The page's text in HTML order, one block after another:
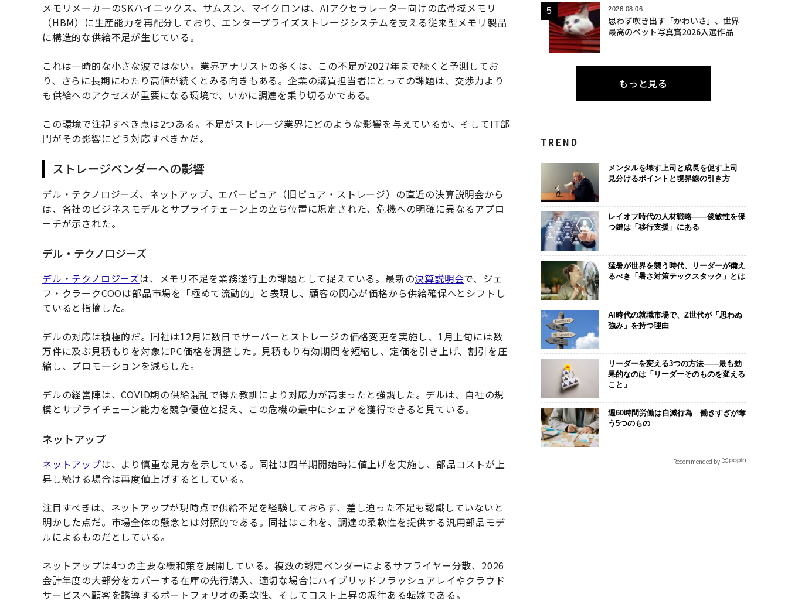
メモリメーカーのSKハイニックス、サムスン、マイクロンは、AIアクセラレーター向けの広帯域メモリ
（HBM）に生産能力を再配分しており、エンタープライズストレージシステムを支える従来型メモリ製品
に構造的な供給不足が生じている。
これは一時的な小さな波ではない。業界アナリストの多くは、この不足が2027年まで続くと予測してお
り、さらに長期にわたり高値が続くとみる向きもある。企業の購買担当者にとっての課題は、交渉力より
も供給へのアクセスが重要になる環境で、いかに調達を乗り切るかである。
この環境で注視すべき点は2つある。不足がストレージ業界にどのような影響を与えているか、そしてIT部
門がその影響にどう対応すべきかだ。
ストレージベンダーへの影響
デル・テクノロジーズ、ネットアップ、エバーピュア（旧ピュア・ストレージ）の直近の決算説明会から
は、各社のビジネスモデルとサプライチェーン上の立ち位置に規定された、危機への明確に異なるアプロ
ーチが示された。
デル・テクノロジーズ
デル・テクノロジーズは、メモリ不足を業務遂行上の課題として捉えている。最新の決算説明会で、ジェ
フ・クラークCOOは部品市場を「極めて流動的」と表現し、顧客の関心が価格から供給確保へとシフトし
ていると指摘した。
デルの対応は積極的だ。同社は12月に数日でサーバーとストレージの価格変更を実施し、1月上旬には数
万件に及ぶ見積もりを対象にPC価格を調整した。見積もり有効期間を短縮し、定価を引き上げ、割引を圧
縮し、プロモーションを減らした。
デルの経営陣は、COVID期の供給混乱で得た教訓により対応力が高まったと強調した。デルは、自社の規
模とサプライチェーン能力を競争優位と捉え、この危機の最中にシェアを獲得できると見ている。
ネットアップ
ネットアップは、より慎重な見方を示している。同社は四半期開始時に値上げを実施し、部品コストが上
昇し続ける場合は再度値上げするとしている。
注目すべきは、ネットアップが現時点で供給不足を経験しておらず、差し迫った不足も認識していないと
明かした点だ。市場全体の懸念とは対照的である。同社はこれを、調達の柔軟性を提供する汎用部品モデ
ルによるものだとしている。
ネットアップは4つの主要な緩和策を展開している。複数の認定ベンダーによるサプライヤー分散、2026
会計年度の大部分をカバーする在庫の先行購入、適切な場合にハイブリッドフラッシュアレイやクラウド
サービスへ顧客を誘導するポートフォリオの柔軟性、そしてコスト上昇の規律ある転嫁である。
2026.08.06
思わず吹き出す「かわいさ」、世界
最高のペット写真賞2026入選作品
もっと見る
TREND
メンタルを壊す上司と成長を促す上司
見分けるポイントと境界線の引き方
レイオフ時代の人材戦略——俊敏性を保
つ鍵は「移行支援」にある
猛暑が世界を襲う時代、リーダーが備え
るべき「暑さ対策テックスタック」とは
AI時代の就職市場で、Z世代が「思わぬ
強み」を持つ理由
リーダーを変える3つの方法――最も効
果的なのは「リーダーそのものを変える
こと」
週60時間労働は自滅行為 働きすぎが奪
う5つのもの
Recommended by